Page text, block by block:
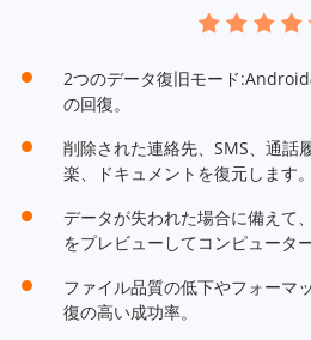
2つのデータ復旧モード
の回復。
削除された連絡先、SMS、通話
楽、ドキュメントを復元します。
データが失われた場合に備えて
をプレビューしてコンピュータ
ファイル品質の低下やフォーマ
復の高い成功率。